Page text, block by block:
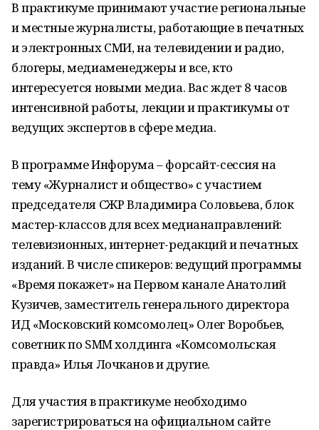
В практикуме принимают участие региональные
и местные журналисты, работающие в печатных
и электронных СМИ, на телевидении и радио,
блогеры, медиаменеджеры и все, кто
интересуется новыми медиа. Вас ждет 8 часов
интенсивной работы, лекции и практикумы от
ведущих экспертов в сфере медиа.
В программе Инфорума – форсайт-сессия на
тему «Журналист и общество» с участием
председателя СЖР Владимира Соловьева, блок
мастер-классов для всех медианаправлений:
телевизионных, интернет-редакций и печатных
изданий. В числе спикеров: ведущий программы
«Время покажет» на Первом канале Анатолий
Кузичев, заместитель генерального директора
ИД «Московский комсомолец» Олег Воробьев,
советник по SMM холдинга «Комсомольская
правда» Илья Лочканов и другие.
Для участия в практикуме необходимо
зарегистрироваться на официальном сайте